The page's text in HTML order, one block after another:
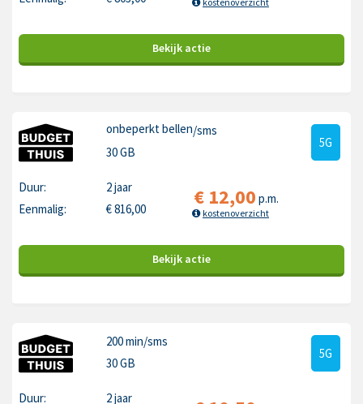
Bekijk actie
onbeperkt bellen/sms
30 GB
5G
Duur:
2 jaar
Eenmalig:
€816,00 € 12,00 p.m.
kostenoverzicht
Bekijk actie
200 min/sms
30 GB
5G
Duur: 2 jaar